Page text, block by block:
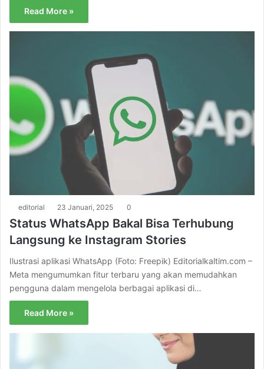
Read More »
editorial 23 Januari, 2025 0
Status WhatsApp Bakal Bisa Terhubung
Langsung ke Instagram Stories
Ilustrasi aplikasi WhatsApp (Foto: Freepik) Editorialkaltim.com –
Meta mengumumkan fitur terbaru yang akan memudahkan
pengguna dalam mengelola berbagai aplikasi di…
Read More »